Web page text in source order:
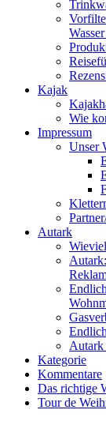
Kajak
Wie
Impressum
Unser
Autark
Autark
Kategorie
Kommentare
Das richtige
Tour de